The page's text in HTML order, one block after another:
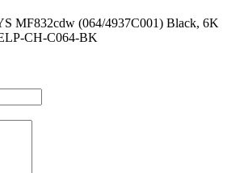
MF832cdw (064/4937C001) Black, 6K
CH-C064-BK